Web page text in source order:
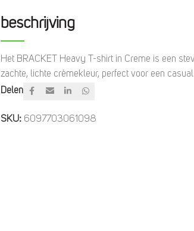
beschrijving
Het BRACKET Heavy T-shirt in Creme is een
zachte, lichte crèmekleur, perfect voor een
Delen
SKU: 6097703061098